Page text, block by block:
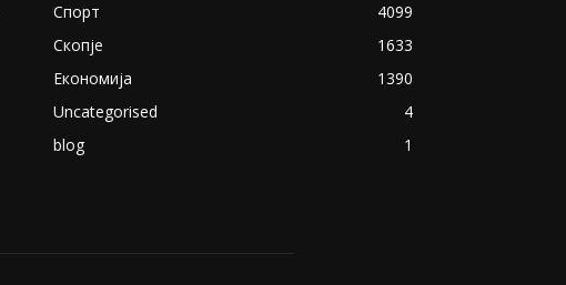
Спорт
4099
Скопје
1633
Економија
1390
Uncategorised
4
blog
1